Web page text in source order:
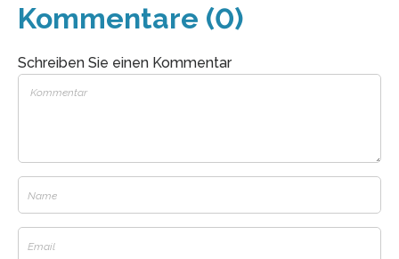
Kommentare (0)
Schreiben Sie einen Kommentar